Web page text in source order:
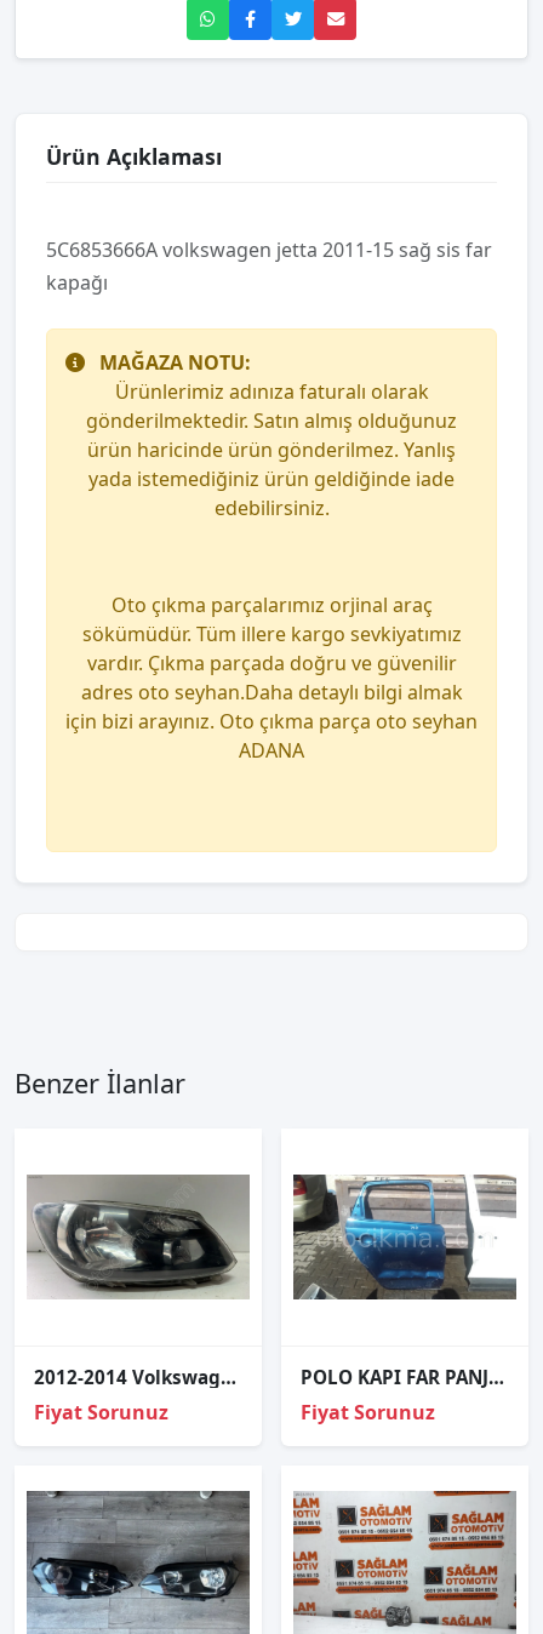
Ürün Açıklaması
5C6853666A volkswagen jetta 2011-15 sağ sis far
kapağı
MAĞAZA NOTU:
Ürünlerimiz adınıza faturalı olarak
gönderilmektedir. Satın almış olduğunuz
ürün haricinde ürün gönderilmez. Yanlış
yada istemediğiniz ürün geldiğinde iade
edebilirsiniz.
Oto çıkma parçalarımız orjinal araç
sökümüdür. Tüm illere kargo sevkiyatımız
vardır. Çıkma parçada doğru ve güvenilir
adres oto seyhan.Daha detaylı bilgi almak
için bizi arayınız. Oto çıkma parça oto seyhan
ADANA
Benzer İlanlar
2012-2014 Volkswagen Caddy sağ far çıkma
Fiyat Sorunuz
POLO KAPI FAR PANJUR VE POLO TÜM ÇIKMA YEDEK PARÇALAR
Fiyat Sorunuz